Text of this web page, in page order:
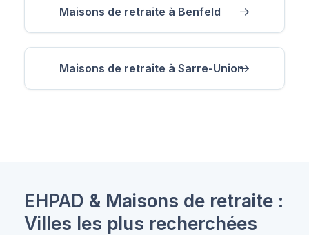
Maisons de retraite à Benfeld
Maisons de retraite à Sarre-Union
EHPAD & Maisons de retraite :
Villes les plus recherchées